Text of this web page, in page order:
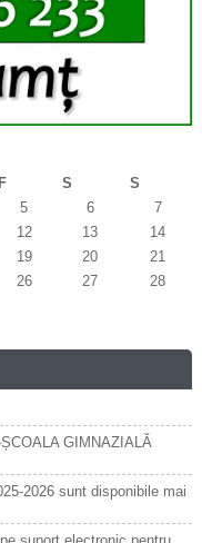
F S
S
5 6
7
12 13
14
19 20
21
26 27
28
GIMNAZIALĂ
2026 sunt disponibile mai